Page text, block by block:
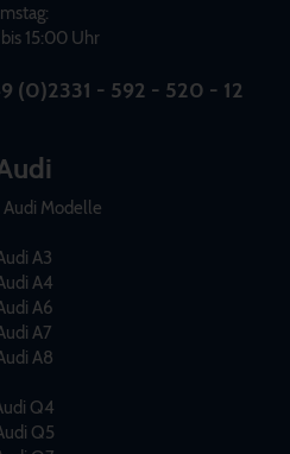
15:00 Uhr
(0)2331 - 592 - 520 - 12
Audi Modelle
A3
A4
A6
A7
A8
Q4
Q5